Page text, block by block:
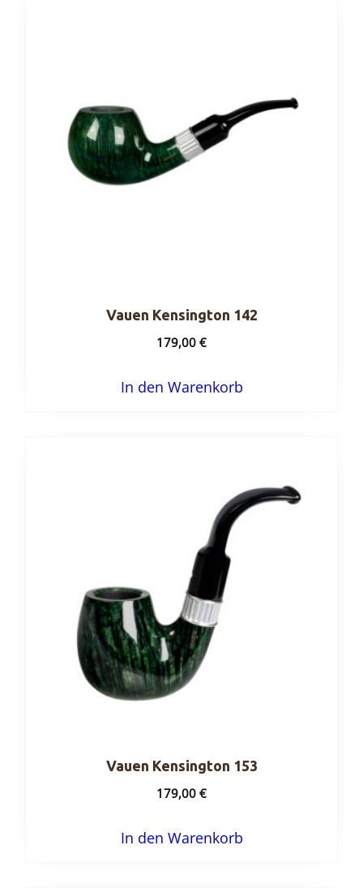
Vauen Kensington 142
179,00€
In den Warenkorb
Vauen Kensington 153
179,00€
In den Warenkorb